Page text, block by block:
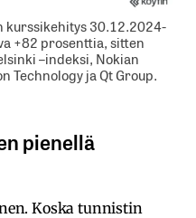
kurssikehitys 30.12.2024-
+82 prosenttia, sitten
–indeksi, Nokian
Technology ja Qt Group.
pienellä
Koska tunnistin